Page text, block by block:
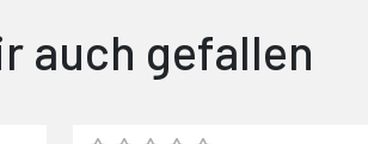
auch gefallen